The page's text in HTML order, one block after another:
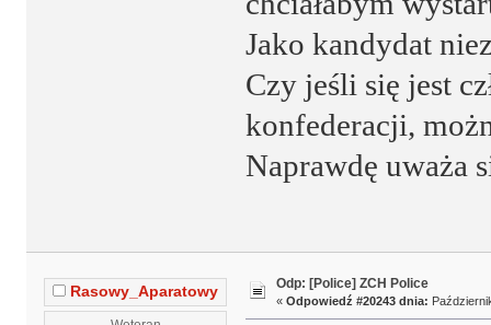
Jako kandydat
Czy jeśli się jest
konfederacji,
Naprawdę uważa
Rasowy_Aparatowy Odp: [Police] ZCH Police
« Odpowiedź #20243 dnia: